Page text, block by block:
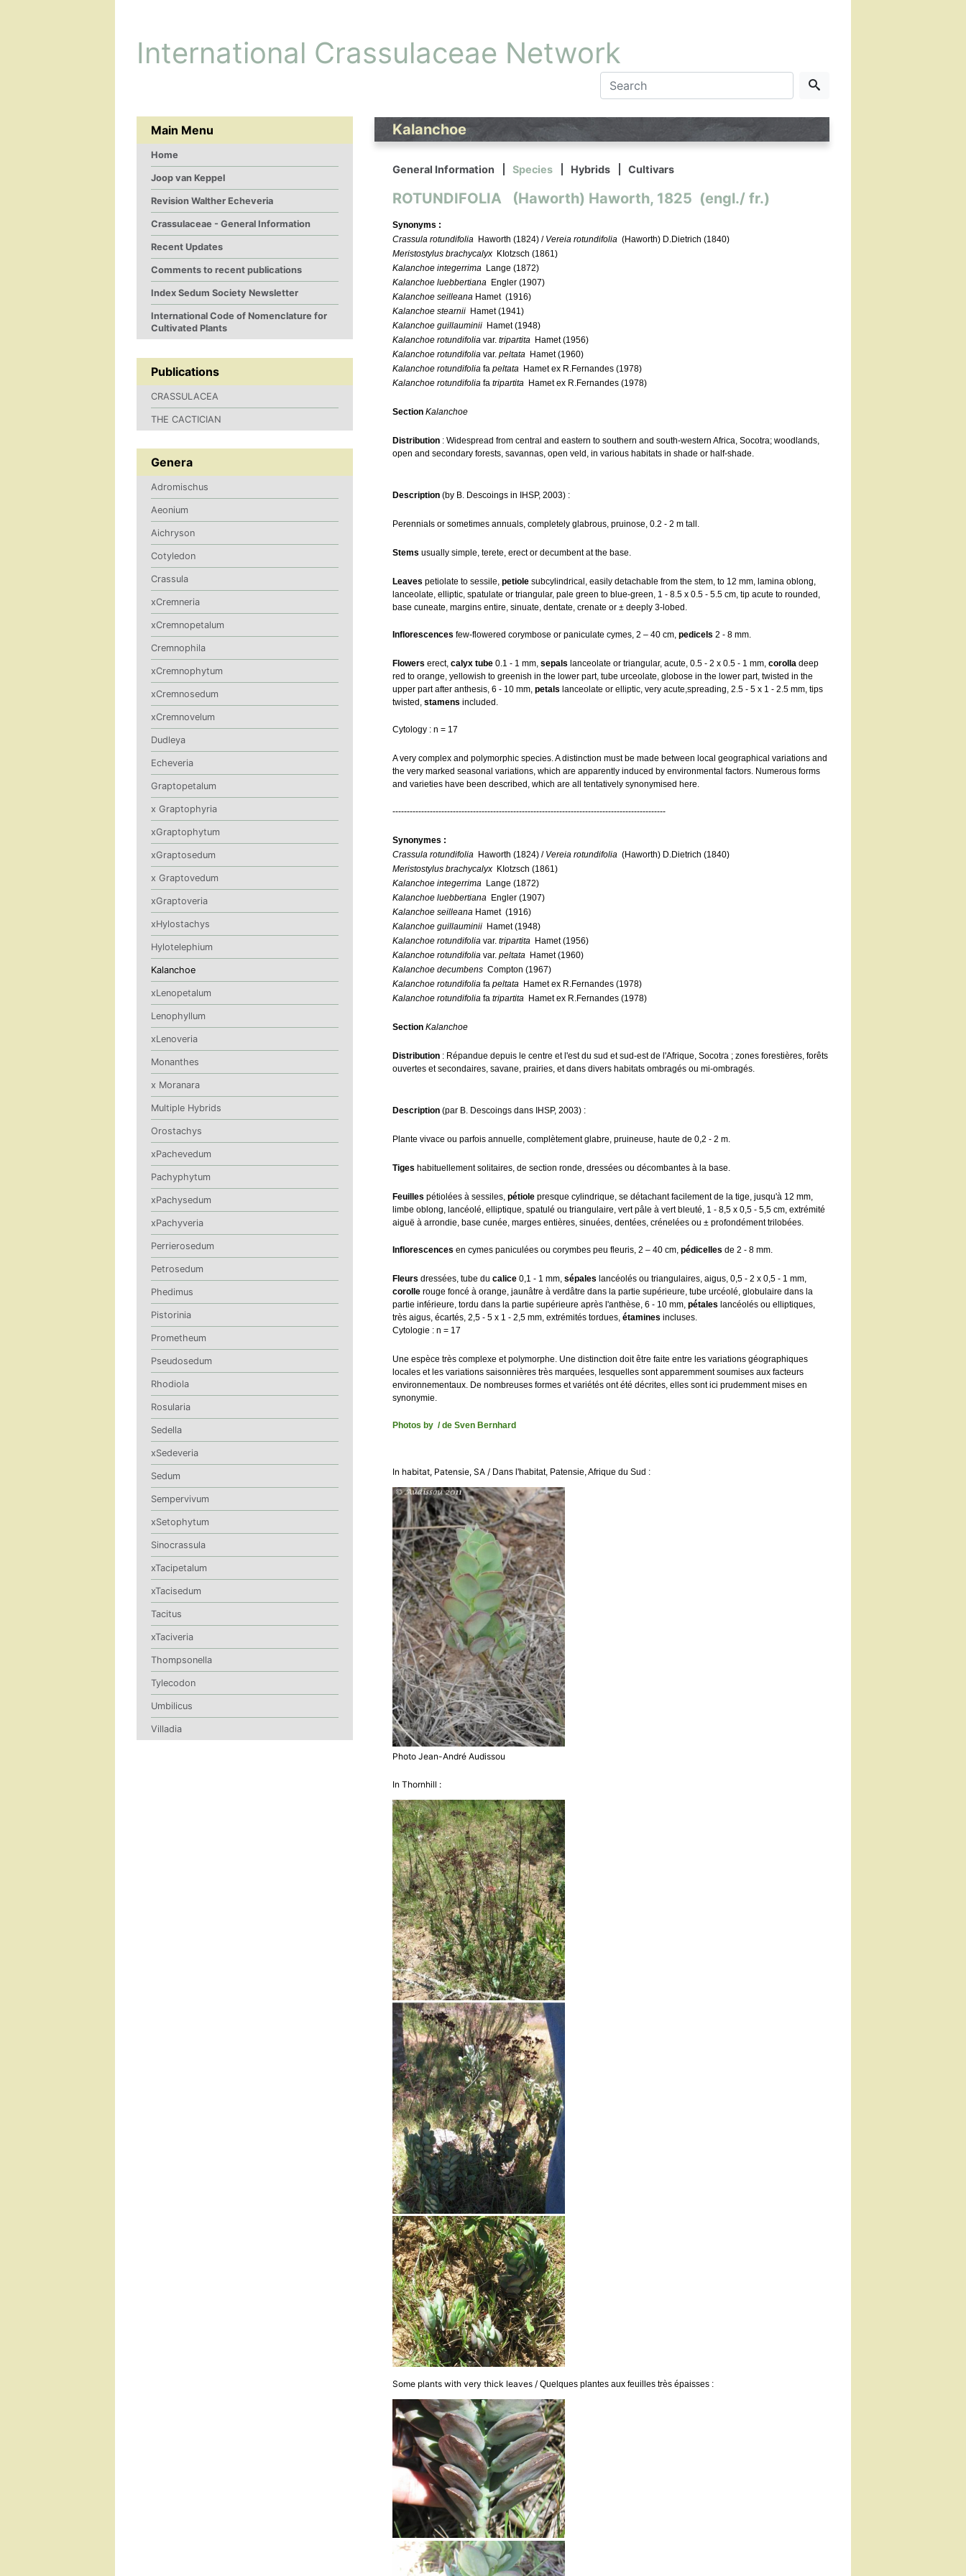
International Crassulaceae Network
Main Menu
Home
Joop van Keppel
Revision Walther Echeveria
Crassulaceae - General Information
Recent Updates
Comments to recent publications
Index Sedum Society Newsletter
International Code of Nomenclature for
Cultivated Plants
Publications
CRASSULACEA
THE CACTICIAN
Genera
Adromischus
Aeonium
Aichryson
Cotyledon
Crassula
xCremneria
xCremnopetalum
Cremnophila
xCremnophytum
xCremnosedum
xCremnovelum
Dudleya
Echeveria
Graptopetalum
x Graptophyria
xGraptophytum
xGraptosedum
x Graptovedum
xGraptoveria
xHylostachys
Hylotelephium
Kalanchoe
xLenopetalum
Lenophyllum
xLenoveria
Monanthes
x Moranara
Multiple Hybrids
Orostachys
xPachevedum
Pachyphytum
xPachysedum
xPachyveria
Perrierosedum
Petrosedum
Phedimus
Pistorinia
Prometheum
Pseudosedum
Rhodiola
Rosularia
Sedella
xSedeveria
Sedum
Sempervivum
xSetophytum
Sinocrassula
xTacipetalum
xTacisedum
Tacitus
xTaciveria
Thompsonella
Tylecodon
Umbilicus
Villadia
Kalanchoe
General Information Species Hybrids Cultivars
ROTUNDIFOLIA (Haworth) Haworth, 1825 (engl./ fr.)
Synonyms :
Crassula rotundifolia Haworth (1824) / Vereia rotundifolia(Haworth) D.Dietrich (1840)
Meristostylus brachycalyx KIotzsch (1861)
Kalanchoe integerrima Lange (1872)
Kalanchoe luebbertiana Engler (1907)
Kalanchoe seilleana Hamet (1916)
Kalanchoe stearnii Hamet (1941)
Kalanchoe guillauminii Hamet (1948)
Kalanchoe rotundifoliavar.tripartita Hamet (1956)
Kalanchoe rotundifoliavar.peltata Hamet (1960)
Kalanchoe rotundifoliafapeltata Hamet ex R.Fernandes (1978)
Kalanchoe rotundifoliafatripartita Hamet ex R.Fernandes (1978)
Section Kalanchoe
Distribution : Widespread from central and eastern to southern and south-western Africa, Socotra; woodlands,
open and secondary forests, savannas, open veld, in various habitats in shade or half-shade.
Description (by B. Descoings in IHSP, 2003) :
PerenniaIs or sometimes annuals, completely glabrous, pruinose, 0.2 - 2 m tall.
Stems usually simple, terete, erect or decumbent at the base.
Leaves petiolate to sessile,petiole subcylindrical, easily detachable from the stem, to 12 mm, lamina oblong,
lanceolate, elliptic, spatulate or triangular, pale green to blue-green, 1 - 8.5 x 0.5 - 5.5 cm, tip acute to rounded,
base cuneate, margins entire, sinuate, dentate, crenate or ± deeply 3-lobed.
Inflorescences few-flowered corymbose or paniculate cymes, 2 – 40 cm,pedicels 2 - 8 mm.
Flowers erect,calyx tube 0.1 - 1 mm,sepals lanceolate or triangular, acute, 0.5 - 2 x 0.5 - 1 mm,corolla deep
red to orange, yellowish to greenish in the lower part, tube urceolate, globose in the lower part, twisted in the
upper part after anthesis, 6 - 10 mm,petals lanceolate or elliptic, very acute,spreading, 2.5 - 5 x 1 - 2.5 mm, tips
twisted,stamens included.
Cytology : n = 17
A very complex and polymorphic species. A distinction must be made between local geographical variations and
the very marked seasonal variations, which are apparently induced by environmental factors. Numerous forms
and varieties have been described, which are all tentatively synonymised here.
-----------------------------------------------------------------------------------------------
Synonymes :
Crassula rotundifolia Haworth (1824) / Vereia rotundifolia(Haworth) D.Dietrich (1840)
Meristostylus brachycalyx KIotzsch (1861)
Kalanchoe integerrima Lange (1872)
Kalanchoe luebbertiana Engler (1907)
Kalanchoe seilleana Hamet (1916)
Kalanchoe guillauminii Hamet (1948)
Kalanchoe rotundifoliavar.tripartita Hamet (1956)
Kalanchoe rotundifoliavar.peltata Hamet (1960)
Kalanchoe decumbensCompton (1967)
Kalanchoe rotundifoliafapeltata Hamet ex R.Fernandes (1978)
Kalanchoe rotundifoliafatripartita Hamet ex R.Fernandes (1978)
Section Kalanchoe
Distribution : Répandue depuis le centre et l'est du sud et sud-est de l'Afrique, Socotra ; zones forestières, forêts
ouvertes et secondaires, savane, prairies, et dans divers habitats ombragés ou mi-ombragés.
Description (par B. Descoings dans IHSP, 2003) :
Plante vivace ou parfois annuelle, complètement glabre, pruineuse, haute de 0,2 - 2 m.
Tiges habituellement solitaires, de section ronde, dressées ou décombantes à la base.
Feuilles pétiolées à sessiles,pétiole presque cylindrique, se détachant facilement de la tige, jusqu'à 12 mm,
limbe oblong, lancéolé, elliptique, spatulé ou triangulaire, vert pâle à vert bleuté, 1 - 8,5 x 0,5 - 5,5 cm, extrémité
aiguë à arrondie, base cunée, marges entières, sinuées, dentées, crénelées ou ± profondément trilobées.
Inflorescences en cymes paniculées ou corymbes peu fleuris, 2 – 40 cm,pédicelles de 2 - 8 mm.
Fleurs dressées, tube ducalice 0,1 - 1 mm,sépales lancéolés ou triangulaires, aigus, 0,5 - 2 x 0,5 - 1 mm,
corolle rouge foncé à orange, jaunâtre à verdâtre dans la partie supérieure, tube urcéolé, globulaire dans la
partie inférieure, tordu dans la partie supérieure après l'anthèse, 6 - 10 mm,pétales lancéolés ou elliptiques,
très aigus, écartés, 2,5 - 5 x 1 - 2,5 mm, extrémités tordues,étamines incluses.
Cytologie : n = 17
Une espèce très complexe et polymorphe. Une distinction doit être faite entre les variations géographiques
locales et les variations saisonnières très marquées, lesquelles sont apparemment soumises aux facteurs
environnementaux. De nombreuses formes et variétés ont été décrites, elles sont ici prudemment mises en
synonymie.
Photos by / de Sven Bernhard
In habitat, Patensie, SA / Dans l'habitat, Patensie, Afrique du Sud :
Photo Jean-André Audissou
In Thornhill :
Some plants with very thick leaves /Quelques plantes aux feuilles très épaisses :